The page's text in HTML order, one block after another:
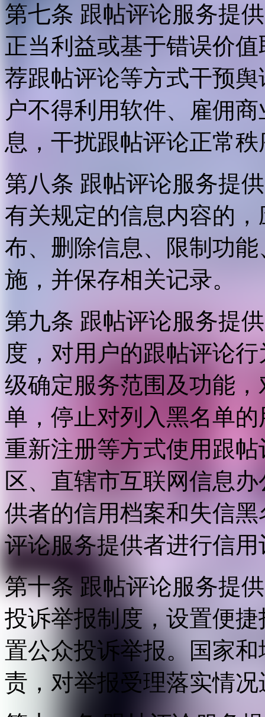
第七条 跟帖评论服务提
正当利益或基于错误价
荐跟帖评论等方式干预
户不得利用软件、雇佣
息，干扰跟帖评论正常
第八条 跟帖评论服务提
有关规定的信息内容的
布、删除信息、限制功
施，并保存相关记录。
第九条 跟帖评论服务提
度，对用户的跟帖评论
级确定服务范围及功能
单，停止对列入黑名单
重新注册等方式使用跟
区、直辖市互联网信息
供者的信用档案和失信
评论服务提供者进行信用
第十条 跟帖评论服务提
投诉举报制度，设置便
置公众投诉举报。国家
责，对举报受理落实情